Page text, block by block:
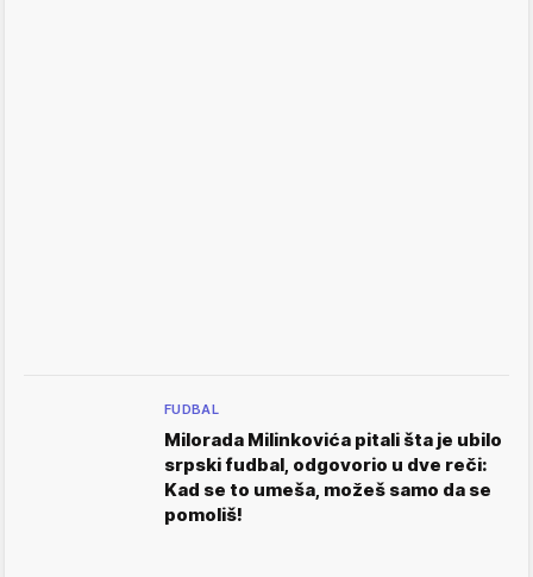
FUDBAL
Milorada Milinkovića pitali šta je ubilo
srpski fudbal, odgovorio u dve reči:
Kad se to umeša, možeš samo da se
pomoliš!